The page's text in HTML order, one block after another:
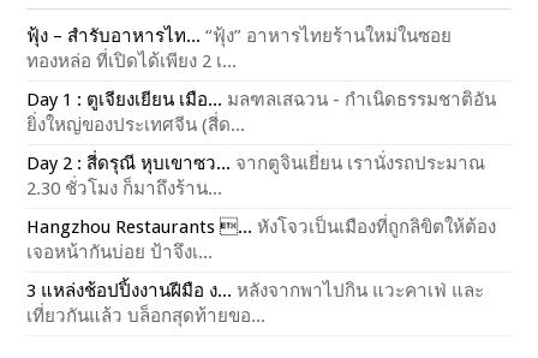
ฟุ้ง – สำรับอาหารไท... “ฟุ้ง” อาหารไทยร้านใหม่ในซอย
ทองหล่อ ที่เปิดได้เพียง 2 เ...
Day 1 : ตูเจียงเยียน เมือ... มลฑลเสฉวน - กำเนิดธรรมชาติอัน
ยิ่งใหญ่ของประเทศจีน (สี่ด...
Day 2 : สี่ดรุณี หุบเขาซว... จากตูจินเยี่ยน เรานั่งรถประมาณ
2.30 ชั่วโมง ก็มาถึงร้าน...
Hangzhou Restaurants ... หังโจวเป็นเมืองที่ถูกลิขิตให้ต้อง
เจอหน้ากันบ่อย ป้าจึงเ...
3 แหล่งช้อปปิ้งงานฝีมือ ง... หลังจากพาไปกิน แวะคาเฟ่ และ
เที่ยวกันแล้ว บล็อกสุดท้ายขอ...